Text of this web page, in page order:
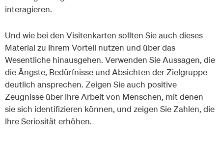
interagieren.
Und wie bei den Visitenkarten sollten Sie auch dieses
Material zu Ihrem Vorteil nutzen und über das
Wesentliche hinausgehen. Verwenden Sie Aussagen, die
die Ängste, Bedürfnisse und Absichten der Zielgruppe
deutlich ansprechen. Zeigen Sie auch positive
Zeugnisse über Ihre Arbeit von Menschen, mit denen
sie sich identifizieren können, und zeigen Sie Zahlen, die
Ihre Seriosität erhöhen.